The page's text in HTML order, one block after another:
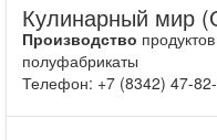
Кулинарный мир
Производство
полуфабрикаты
Телефон: +7 (8342) 47-